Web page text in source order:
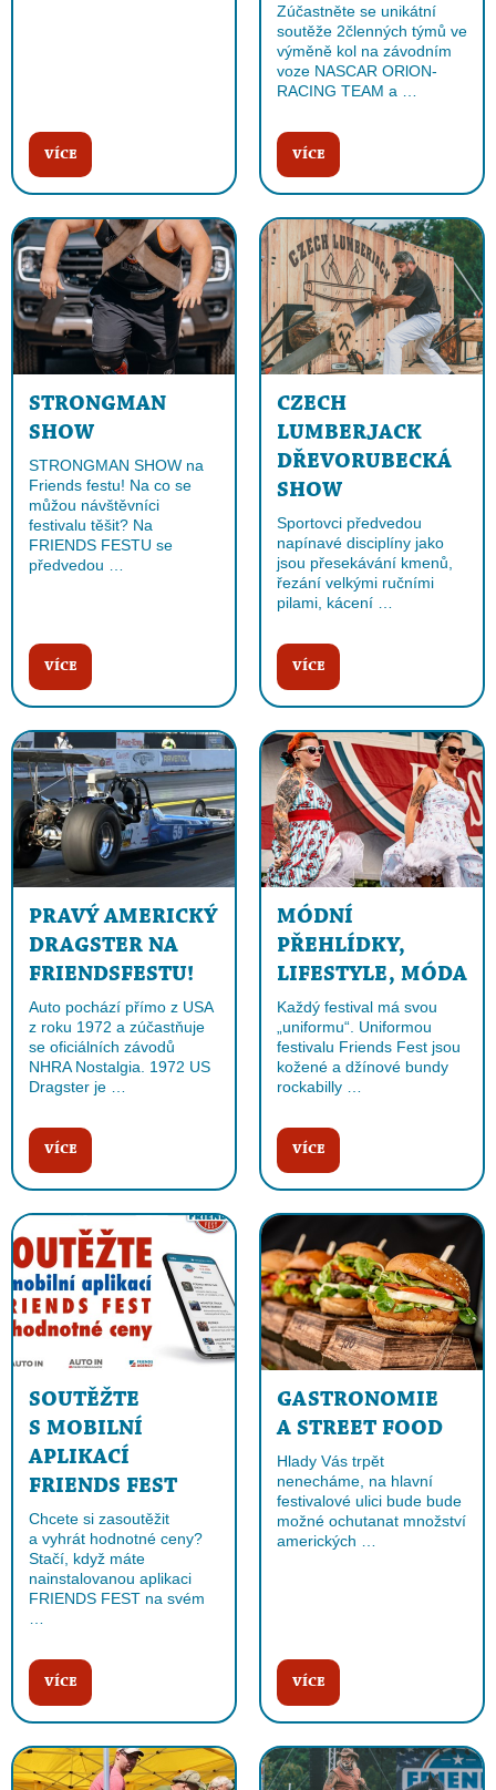
VÍCE
Zúčastněte se unikátní
soutěže 2členných týmů ve
výměně kol na závodním
voze NASCAR ORlON-
RACING TEAM a …
VÍCE
STRONGMAN
SHOW
STRONGMAN SHOW na
Friends festu! Na co se
můžou návštěvníci
festivalu těšit? Na
FRIENDS FESTU se
předvedou …
VÍCE
CZECH
LUMBERJACK
DŘEVORUBECKÁ
SHOW
Sportovci předvedou
napínavé disciplíny jako
jsou přesekávání kmenů,
řezání velkými ručními
pilami, kácení …
VÍCE
PRAVÝ AMERICKÝ
DRAGSTER NA
FRIENDSFESTU!
Auto pochází přímo z USA
z roku 1972 a zúčastňuje
se oficiálních závodů
NHRA Nostalgia. 1972 US
Dragster je …
VÍCE
MÓDNÍ
PŘEHLÍDKY,
LIFESTYLE, MÓDA
Každý festival má svou
„uniformu“. Uniformou
festivalu Friends Fest jsou
kožené a džínové bundy
rockabilly …
VÍCE
SOUTĚŽTE
S MOBILNÍ
APLIKACÍ
FRIENDS FEST
Chcete si zasoutěžit
a vyhrát hodnotné ceny?
Stačí, když máte
nainstalovanou aplikaci
FRIENDS FEST na svém
VÍCE
GASTRONOMIE
A STREET FOOD
Hlady Vás trpět
nenecháme, na hlavní
festivalové ulici bude bude
možné ochutanat množství
amerických …
VÍCE